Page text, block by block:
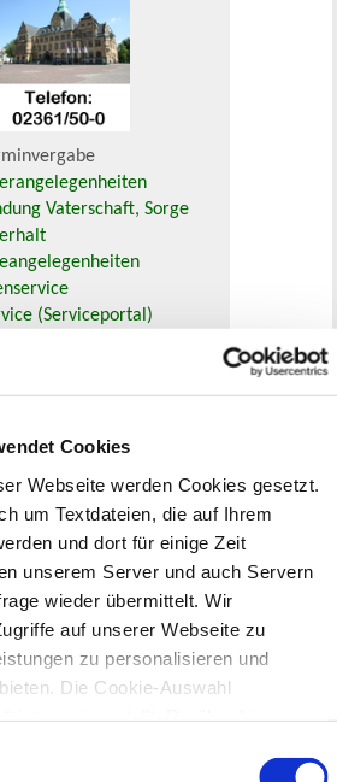
Cookies
Webseite werden Cookies gesetzt.
um Textdateien, die auf Ihrem
und dort für einige Zeit
unserem Server und auch Servern
wieder übermittelt. Wir
auf unserer Webseite zu
zu personalisieren und
Die Cookie-Auswahl
Datenschutzniveau verarbeiten.
Vaterschaft, Sorge
(Serviceportal)
FAQ
melden
September >
Mi Do Fr Sa
So
6
12 13 14 15
16